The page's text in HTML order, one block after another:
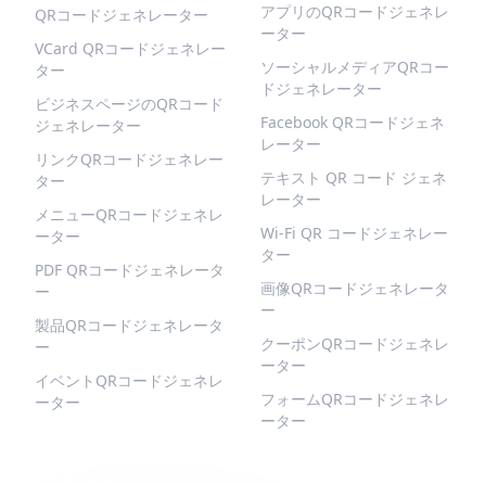
QRコードジェネレーター
VCard QRコードジェネレー
ター
ビジネスページのQRコード
ジェネレーター
リンクQRコードジェネレー
ター
メニューQRコードジェネレ
ーター
PDF QRコードジェネレータ
ー
製品QRコードジェネレータ
ー
イベントQRコードジェネレ
ーター
アプリのQRコードジェネレ
ーター
ソーシャルメディアQRコー
ドジェネレーター
Facebook QRコードジェネ
レーター
テキスト QR コード ジェネ
レーター
Wi-Fi QR コードジェネレー
ター
画像QRコードジェネレータ
ー
クーポンQRコードジェネレ
ーター
フォームQRコードジェネレ
ーター